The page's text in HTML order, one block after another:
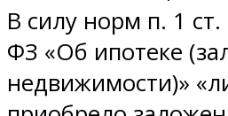
В силу норм п. 1
ФЗ «Об ипотеке
недвижимости)»